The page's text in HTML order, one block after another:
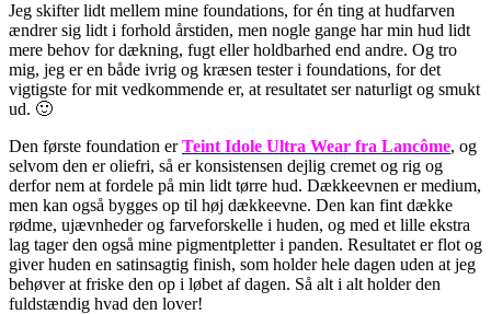
Jeg skifter lidt mellem mine foundations, for én ting at hudfarven
ændrer sig lidt i forhold årstiden, men nogle gange har min hud lidt
mere behov for dækning, fugt eller holdbarhed end andre. Og tro
mig, jeg er en både ivrig og kræsen tester i foundations, for det
vigtigste for mit vedkommende er, at resultatet ser naturligt og smukt
ud. 🙂
Den første foundation erTeint Idole Ultra Wear fra Lancôme, og
selvom den er oliefri, så er konsistensen dejlig cremet og rig og
derfor nem at fordele på min lidt tørre hud. Dækkeevnen er medium,
men kan også bygges op til høj dækkeevne. Den kan fint dække
rødme, ujævnheder og farveforskelle i huden, og med et lille ekstra
lag tager den også mine pigmentpletter i panden. Resultatet er flot og
giver huden en satinsagtig finish, som holder hele dagen uden at jeg
behøver at friske den op i løbet af dagen. Så alt i alt holder den
fuldstændig hvad den lover!